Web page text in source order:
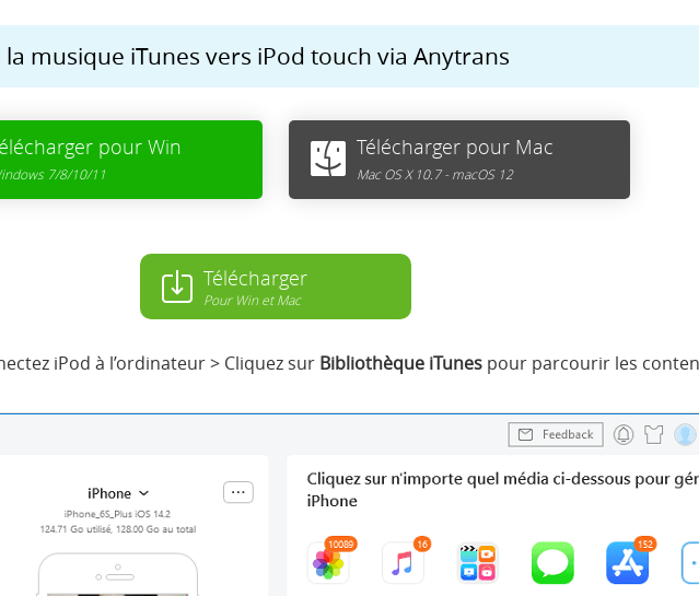
musique iTunes vers iPod touch via Anytrans
pour Win
7/8/10/11
Télécharger pour Mac
Mac OS X 10.7 - macOS 12
Télécharger
Pour Win et Mac
iPod à l’ordinateur > Cliquez sur Bibliothèque iTunes pour parcourir les